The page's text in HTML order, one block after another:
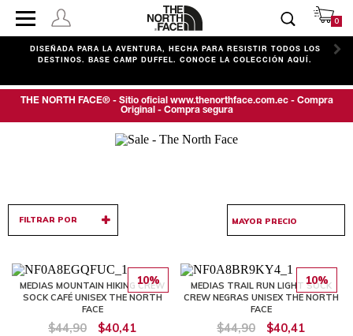
0
DISEÑADA PARA LA AVENTURA, HECHA PARA RESISTIR TODOS LOS
DESTINOS. BASE CAMP DUFFEL. CONOCE LA COLECCIÓN AQUÍ.
THE NORTH FACE® - Sitio oficial www.thenorthface.com.ec - Compra
Original - Compra segura
FILTRAR POR
10%
MEDIAS MOUNTAIN HIKING CREW
SOCK CAFÉ UNISEX THE NORTH
FACE
$44,90 $40,41
10%
MEDIAS TRAIL RUN LIGHT SOCK
CREW NEGRAS UNISEX THE NORTH
FACE
$44,90 $40,41